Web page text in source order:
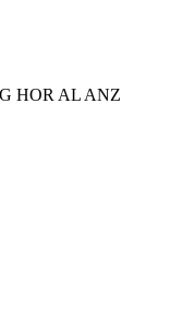
HOR AL ANZ